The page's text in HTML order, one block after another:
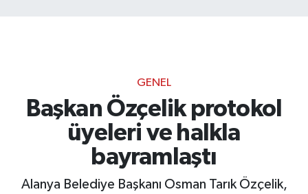
GENEL
Başkan Özçelik protokol
üyeleri ve halkla
bayramlaştı
Alanya Belediye Başkanı Osman Tarık Özçelik,
Diğer
Dünya
Haber Arşivi